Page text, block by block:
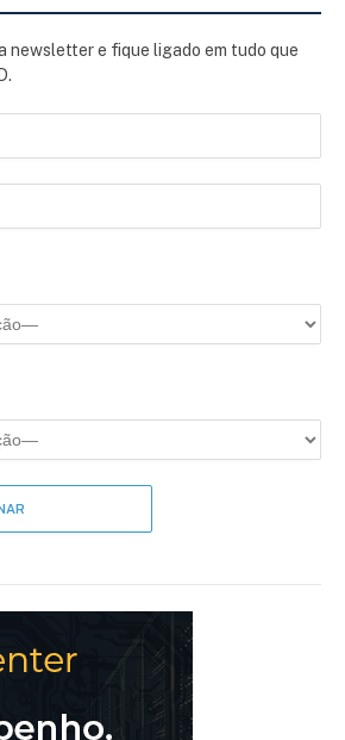
newsletter e fique ligado em tudo que